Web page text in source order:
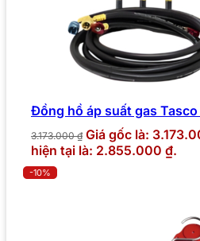
Đồng hồ áp suất gas Tasco
3.173.000₫ Giá gốc là:
hiện tại là: 2.855.000 ₫.
-10%